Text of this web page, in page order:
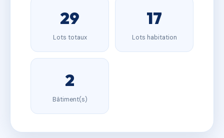
29
Lots totaux
17
Lots habitation
2
Bâtiment(s)